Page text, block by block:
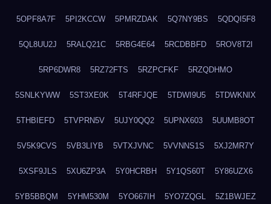
5OPF8A7F 5PI2KCCW 5PMRZDAK 5Q7NY9BS 5QDQI5F8
5QL8UU2J 5RALQ21C 5RBG4E64 5RCDBBFD 5ROV8T2I
5RP6DWR8 5RZ72FTS 5RZPCFKF 5RZQDHMO
5SNLKYWW 5ST3XE0K 5T4RFJQE 5TDWI9U5 5TDWKNIX
5THBIEFD 5TVPRN5V 5UJY0QQ2 5UPNX603 5UUMB8OT
5V5K9CVS 5VB3LIYB 5VTXJVNC 5VVNNS1S 5XJ2MR7Y
5XSF9JLS 5XU6ZP3A 5Y0HCRBH 5Y1QS60T 5Y86UZX6
5YB5BBQM 5YHM530M 5YO667IH 5YO7ZQGL 5Z1BWJEZ